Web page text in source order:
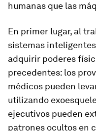
humanas que las
En primer lugar, al
sistemas
adquirir poderes
precedentes: los
médicos pueden
utilizando
ejecutivos pueden
patrones ocultos en